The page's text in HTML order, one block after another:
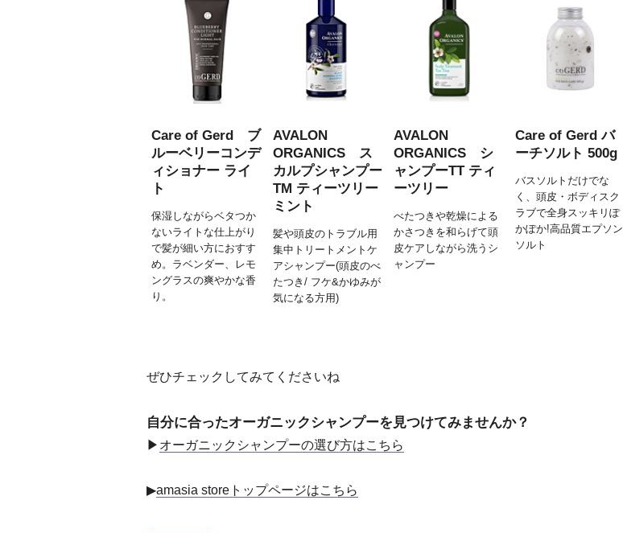
Care of Gerd ブ
ルーベリーコンデ
ィショナー ライ
ト
保湿しながらベタつか
ないライトな仕上がり
で髪が細い方におすす
め。ラベンダー、レモ
ングラスの爽やかな香
り。
AVALON
ORGANICS ス
カルプシャンプー
TM ティーツリー
ミント
髪や頭皮のトラブル用
集中トリートメントケ
アシャンプー(頭皮のべ
たつき/ フケ&かゆみが
気になる方用)
AVALON
ORGANICS シ
ャンプーTT ティ
ーツリー
べたつきや乾燥による
かさつきを和らげて頭
皮ケアしながら洗うシ
ャンプー
Care of Gerd バ
ーチソルト 500g
バスソルトだけでな
く、頭皮・ボディスク
ラブで全身スッキリぽ
かぽか!高品質エプソン
ソルト
ぜひチェックしてみてくださいね
自分に合ったオーガニックシャンプーを見つけてみませんか？
▶︎ オーガニックシャンプーの選び方はこちら
▶︎amasia storeトップページはこちら